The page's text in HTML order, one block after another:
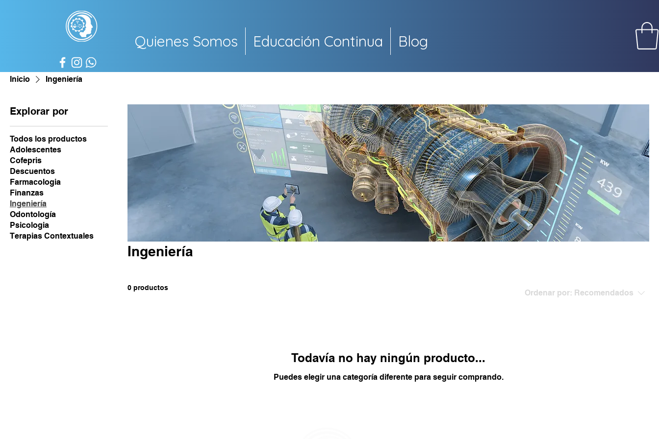
Quienes Somos Educación Continua Blog
Inicio Ingeniería
Explorar por
Todos los productos
Adolescentes
Cofepris
Descuentos
Farmacologia
Finanzas
Ingeniería
Odontología
Psicologia
Terapias Contextuales
Ingeniería
0 productos
Ordenar por: Recomendados
Todavía no hay ningún producto...
Puedes elegir una categoría diferente para seguir comprando.